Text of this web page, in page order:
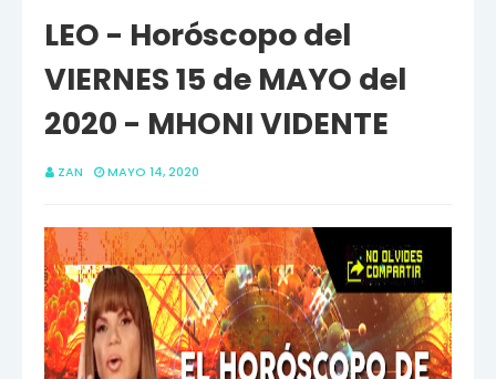
LEO - Horóscopo del
VIERNES 15 de MAYO del
2020 - MHONI VIDENTE
ZAN MAYO 14, 2020